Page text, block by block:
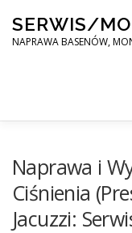
content
SERWIS/
NAPRAWA BASENÓW,
MONTAŻ SAUNY,
Naprawa i
Ciśnienia
Jacuzzi: